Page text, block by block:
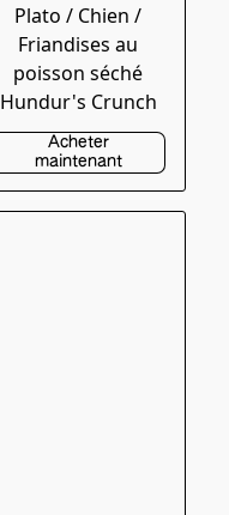
Plato / Chien /
Friandises au
poisson séché
Hundur's Crunch
Acheter
maintenant